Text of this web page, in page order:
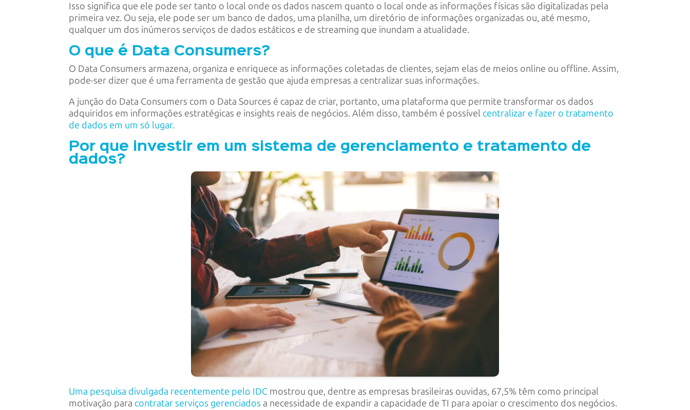
Isso significa que ele pode ser tanto o local onde os dados nascem quanto o local onde as informações físicas são digitalizadas pela
primeira vez. Ou seja, ele pode ser um banco de dados, uma planilha, um diretório de informações organizadas ou, até mesmo,
qualquer um dos inúmeros serviços de dados estáticos e de streaming que inundam a atualidade.
O que é Data Consumers?
O Data Consumers armazena, organiza e enriquece as informações coletadas de clientes, sejam elas de meios online ou offline. Assim,
pode-ser dizer que é uma ferramenta de gestão que ajuda empresas a centralizar suas informações.
A junção do Data Consumers com o Data Sources é capaz de criar, portanto, uma plataforma que permite transformar os dados
adquiridos em informações estratégicas e insights reais de negócios. Além disso, também é possível centralizar e fazer o tratamento
de dados em um só lugar.
Por que investir em um sistema de gerenciamento e tratamento de
dados?
Uma pesquisa divulgada recentemente pelo IDC mostrou que, dentre as empresas brasileiras ouvidas, 67,5% têm como principal
motivação para contratar serviços gerenciados a necessidade de expandir a capacidade de TI para apoiar o crescimento dos negócios.